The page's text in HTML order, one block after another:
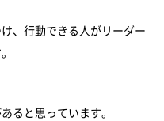
、行動できる人がリーダー
ると思っています。